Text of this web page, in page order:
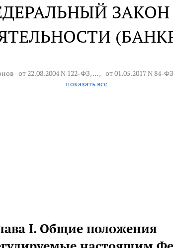
ЗАКОН
от 22.08.2004 N 122-ФЗ, … , от 01.05.2017 N 84-ФЗ
показать все
I. Общие положения